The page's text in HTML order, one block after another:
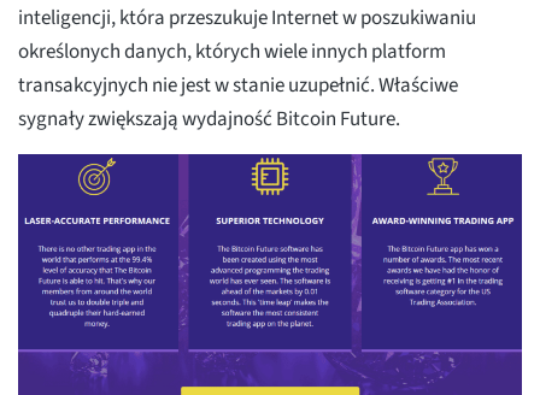
inteligencji, która przeszukuje Internet w poszukiwaniu
określonych danych, których wiele innych platform
transakcyjnych nie jest w stanie uzupełnić. Właściwe
sygnały zwiększają wydajność Bitcoin Future.